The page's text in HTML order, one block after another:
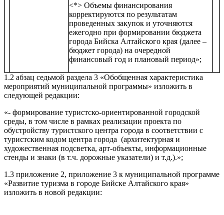
<*> Объемы финансирования
корректируются по результатам
проведенных закупок и уточняются
ежегодно при формировании бюджета
города Бийска Алтайского края (далее –
бюджет города) на очередной
финансовый год и плановый период»;
1.2 абзац седьмой раздела 3 «Обобщенная характеристика
мероприятий муниципальной программы» изложить в
следующей редакции:
«- формирование туристско-ориентированной городской
среды, в том числе в рамках реализации проекта по
обустройству туристского центра города в соответствии с
туристским кодом центра города (архитектурная и
художественная подсветка, арт-объекты, информационные
стенды и знаки (в т.ч. дорожные указатели) и т.д.).»;
1.3 приложение 2, приложение 3 к муниципальной программе
«Развитие туризма в городе Бийске Алтайского края»
изложить в новой редакции: